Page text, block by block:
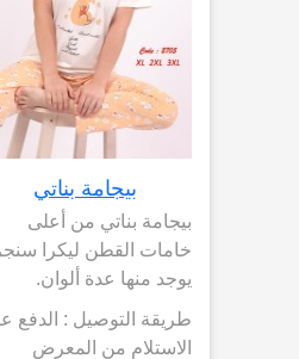
بيجامة بناتي
بيجامة بناتي من أعلى
خامات القطن ليكرا
يوجد منها عدة ألوان.
طريقة التوصيل : الدفع
الاستلام من المعرض